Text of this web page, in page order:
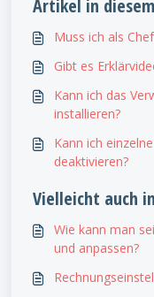
Artikel in
Muss ich als
Gibt es
Kann ich das
installieren?
Kann ich
deaktivieren?
Vielleicht auch
Wie kann man
und anpassen?